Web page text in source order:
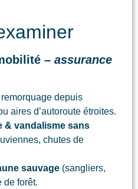
– assurance
depuis
aires d’autoroute étroites.
& vandalisme sans
chutes de
sauvage (sangliers,
de forêt.